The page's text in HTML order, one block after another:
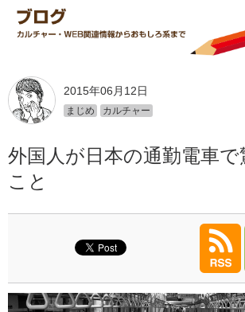
2015年06月12日
まじめ カルチャー
外国人が日本の通勤電車
こと